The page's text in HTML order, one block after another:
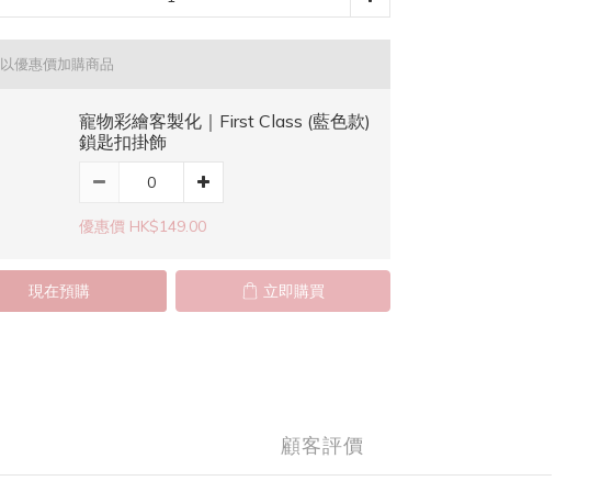
以優惠價加購商品
寵物彩繪客製化｜First Class (藍色款)
鎖匙扣掛飾
優惠價 HK$149.00
現在預購 立即購買
顧客評價